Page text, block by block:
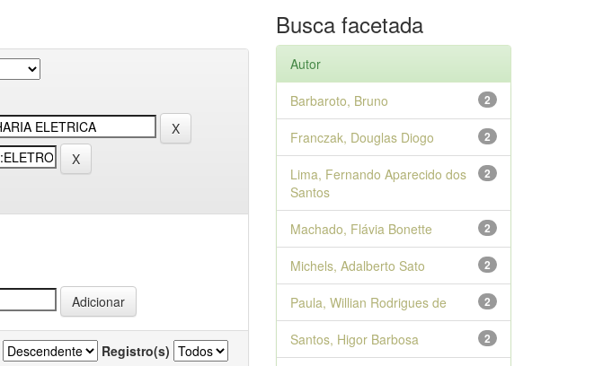
Registro(s)
Busca facetada
Autor
2
Barbaroto, Bruno
2
Franczak, Douglas Diogo
2
Lima, Fernando Aparecido dos
Santos
2
Machado, Flávia Bonette
2
Michels, Adalberto Sato
2
Paula, Willian Rodrigues de
2
Santos, Higor Barbosa